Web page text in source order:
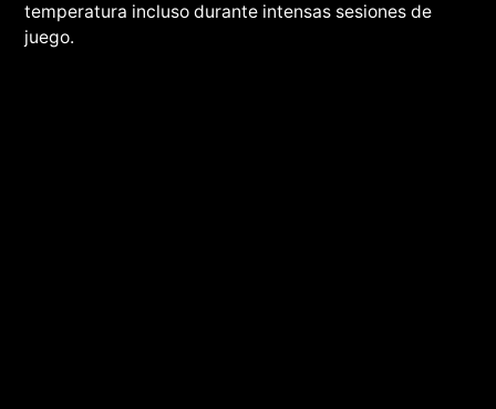
temperatura incluso durante intensas sesiones de
juego.